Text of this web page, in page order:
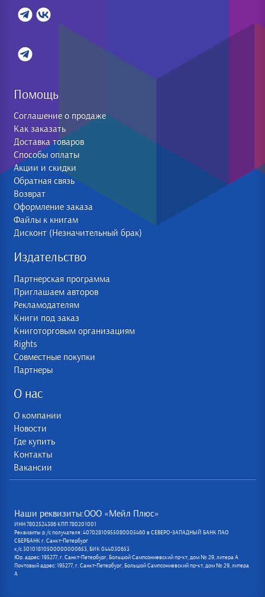
Помощь
Соглашение о продаже
Как заказать
Доставка товаров
Способы оплаты
Акции и скидки
Обратная связь
Возврат
Оформление заказа
Файлы к книгам
Дисконт (Незначительный брак)
Издательство
Партнерская программа
Приглашаем авторов
Рекламодателям
Книги под заказ
Книготорговым организациям
Rights
Совместные покупки
Партнеры
О нас
О компании
Новости
Где купить
Контакты
Вакансии
Наши реквизиты:ООО «Мейл Плюс»
ИНН 7802524386 КПП 780201001
Реквизиты р /с получателя: 40702810955080005460 в СЕВЕРО-ЗАПАДНЫЙ БАНК ПАО
СБЕРБАНК г. Санкт-Петербург
к/с 30101810500000000653, БИК 044030653
Юр. адрес: 195277, г. Санкт-Петербург, Большой Сампсониевский пр-кт, дом № 29, литера А
Почтовый адрес: 195277, г. Санкт-Петербург, Большой Сампсониевский пр-кт, дом № 29, литера
А